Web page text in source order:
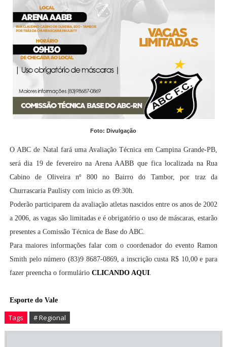
Foto: Divulgação
O ABC de Natal fará uma Avaliação Técnica em Campina Grande-PB,
será dia 19 de fevereiro na Arena AABB que fica localizada na Rua
Cabino de Oliveira nº 800 no Bairro do Tambor, por traz da
Churrascaria Paulisty com inicio as 09:30h.
Poderão participarem da avaliação atletas nascidos entre os anos de 2002
a 2006, as vagas são limitadas e é obrigatório o uso de máscaras, estarão
presentes a Comissão Técnica de Base do ABC.
Para maiores informações falar com o coordenador do evento Ramon
Smith pelo número (83)9 8687-0869, a inscrição custa R$ 10,00 e para
fazer preencha o formulário CLICANDO AQUI.
Esporte do Vale
Tags # Regional